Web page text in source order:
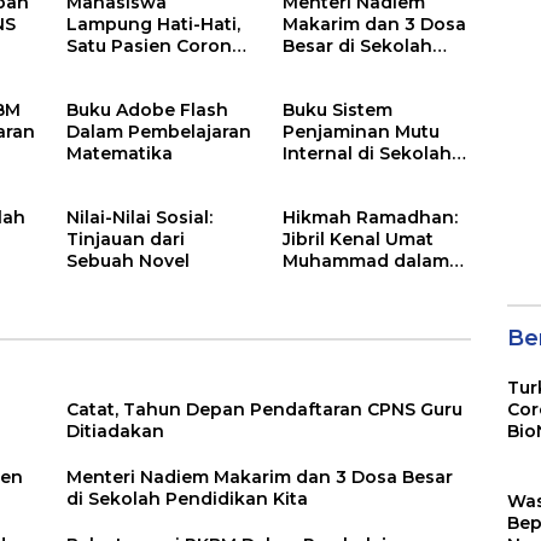
Lampung Hati-Hati,
Satu Pasien Corona
Makarim dan 3 Dosa
Besar di Sekolah
Buku Adobe Flash
Dalam Pembelajaran
Matematika
Buku Sistem
Penjaminan Mutu
Internal di Sekolah
Nilai-Nilai Sosial:
Tinjauan dari
Sebuah Novel
Hikmah Ramadhan:
Jibril Kenal Umat
Muhammad dalam
Catat, Tahun Depan Pendaftaran CPNS Guru
Ditiadakan
Menteri Nadiem Makarim dan 3 Dosa Besar
di Sekolah Pendidikan Kita